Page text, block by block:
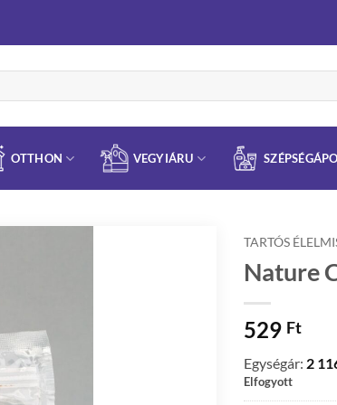
OTTHON VEGYIÁRU
TARTÓS
Nature
529 Ft
Egységár: 2
Elfogyott